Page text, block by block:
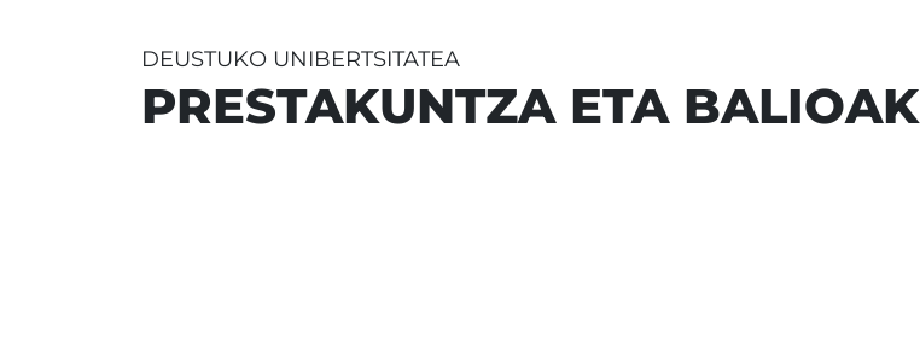
DEUSTUKO UNIBERTSITATEA
PRESTAKUNTZA ETA BALIOAK